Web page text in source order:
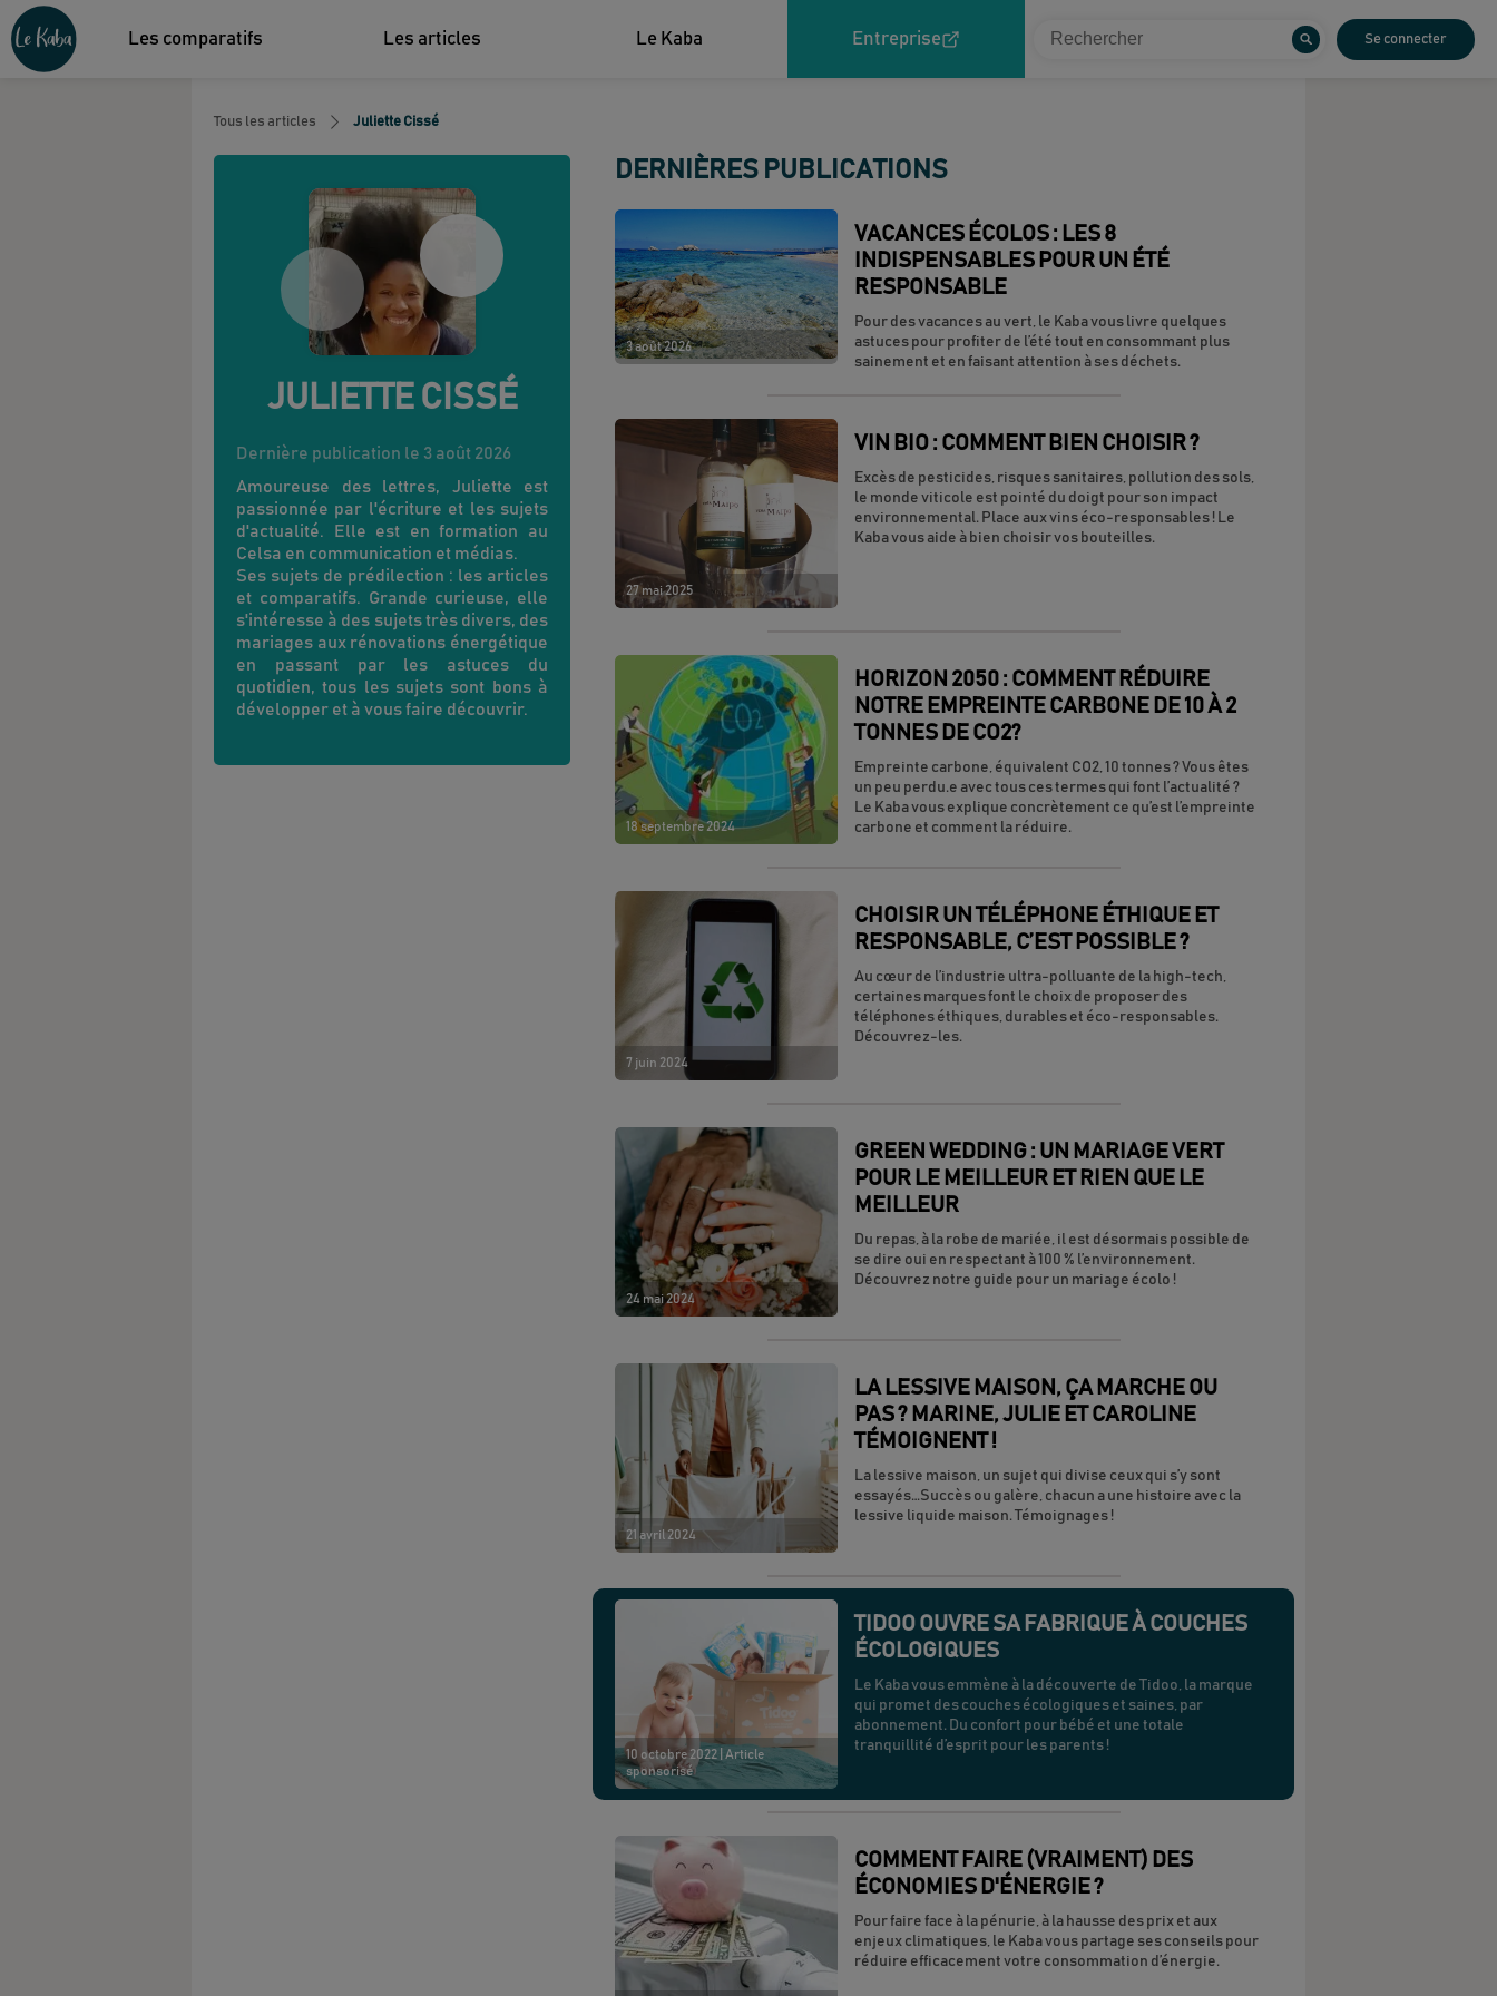
Les comparatifs Les articles Le Kaba Entreprise Se connecter
Tous les articles Juliette Cissé
JULIETTE CISSÉ
Dernière publication le 3 août 2026
Amoureuse des lettres, Juliette est
passionnée par l'écriture et les sujets
d'actualité. Elle est en formation au
Celsa en communication et médias.
Ses sujets de prédilection : les articles
et comparatifs. Grande curieuse, elle
s'intéresse à des sujets très divers, des
mariages aux rénovations énergétique
en passant par les astuces du
quotidien, tous les sujets sont bons à
développer et à vous faire découvrir.
DERNIÈRES PUBLICATIONS
3 août 2026
VACANCES ÉCOLOS : LES 8
INDISPENSABLES POUR UN ÉTÉ
RESPONSABLE
Pour des vacances au vert, le Kaba vous livre quelques
astuces pour profiter de l’été tout en consommant plus
sainement et en faisant attention à ses déchets.
27 mai 2025
VIN BIO : COMMENT BIEN CHOISIR ?
Excès de pesticides, risques sanitaires, pollution des sols,
le monde viticole est pointé du doigt pour son impact
environnemental. Place aux vins éco-responsables ! Le
Kaba vous aide à bien choisir vos bouteilles.
18 septembre 2024
HORIZON 2050 : COMMENT RÉDUIRE
NOTRE EMPREINTE CARBONE DE 10 À 2
TONNES DE CO2?
Empreinte carbone, équivalent CO2, 10 tonnes ? Vous êtes
un peu perdu.e avec tous ces termes qui font l’actualité ?
Le Kaba vous explique concrètement ce qu’est l’empreinte
carbone et comment la réduire.
7 juin 2024
CHOISIR UN TÉLÉPHONE ÉTHIQUE ET
RESPONSABLE, C’EST POSSIBLE ?
Au cœur de l’industrie ultra-polluante de la high-tech,
certaines marques font le choix de proposer des
téléphones éthiques, durables et éco-responsables.
Découvrez-les.
24 mai 2024
GREEN WEDDING : UN MARIAGE VERT
POUR LE MEILLEUR ET RIEN QUE LE
MEILLEUR
Du repas, à la robe de mariée, il est désormais possible de
se dire oui en respectant à 100 % l’environnement.
Découvrez notre guide pour un mariage écolo !
21 avril 2024
LA LESSIVE MAISON, ÇA MARCHE OU
PAS ? MARINE, JULIE ET CAROLINE
TÉMOIGNENT !
La lessive maison, un sujet qui divise ceux qui s’y sont
essayés…Succès ou galère, chacun a une histoire avec la
lessive liquide maison. Témoignages !
10 octobre 2022 | Article
sponsorisé
TIDOO OUVRE SA FABRIQUE À COUCHES
ÉCOLOGIQUES
Le Kaba vous emmène à la découverte de Tidoo, la marque
qui promet des couches écologiques et saines, par
abonnement. Du confort pour bébé et une totale
tranquillité d’esprit pour les parents !
COMMENT FAIRE (VRAIMENT) DES
ÉCONOMIES D'ÉNERGIE ?
Pour faire face à la pénurie, à la hausse des prix et aux
enjeux climatiques, le Kaba vous partage ses conseils pour
réduire efficacement votre consommation d’énergie.